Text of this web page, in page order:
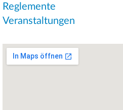
Reglemente
Veranstaltungen